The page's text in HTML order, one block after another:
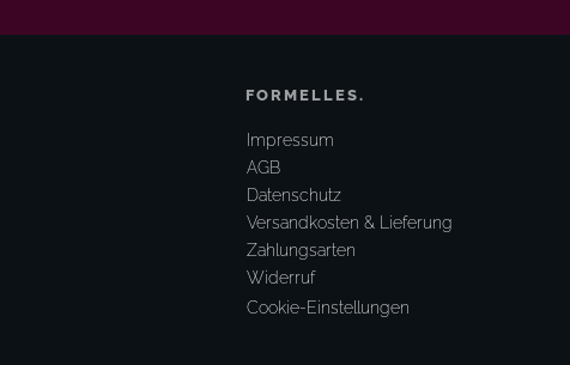
FORMELLES.
Impressum
AGB
Datenschutz
Versandkosten & Lieferung
Zahlungsarten
Widerruf
Cookie-Einstellungen